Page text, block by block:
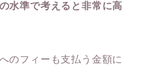
水準で考えると非常に高
のフィーも支払う金額に